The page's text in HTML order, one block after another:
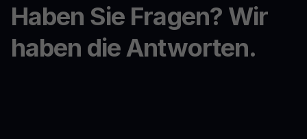
Haben Sie Fragen? Wir
haben die Antworten.